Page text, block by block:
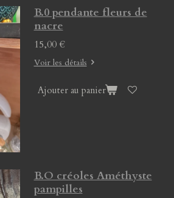
B.0 pendante fleurs de
nacre
15,00 €
Voir les détails
Ajouter au panier
B.O créoles Améthyste
pampilles